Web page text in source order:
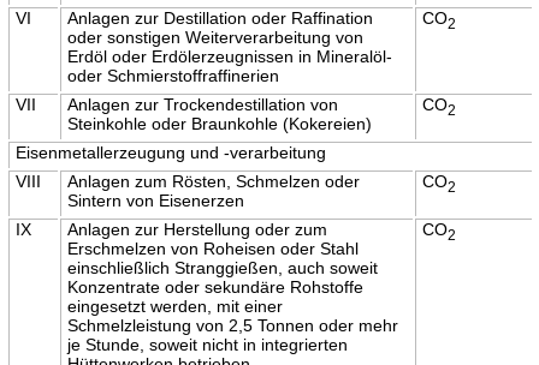
VI
Anlagen zur Destillation oder Raffination
oder sonstigen Weiterverarbeitung von
Erdöl oder Erdölerzeugnissen in Mineralöl-
oder Schmierstoffraffinerien
CO2
VII
Anlagen zur Trockendestillation von
Steinkohle oder Braunkohle (Kokereien)
CO2
Eisenmetallerzeugung und -verarbeitung
VIII
Anlagen zum Rösten, Schmelzen oder
Sintern von Eisenerzen
CO2
IX
Anlagen zur Herstellung oder zum
Erschmelzen von Roheisen oder Stahl
einschließlich Stranggießen, auch soweit
Konzentrate oder sekundäre Rohstoffe
eingesetzt werden, mit einer
Schmelzleistung von 2,5 Tonnen oder mehr
je Stunde, soweit nicht in integrierten
CO2